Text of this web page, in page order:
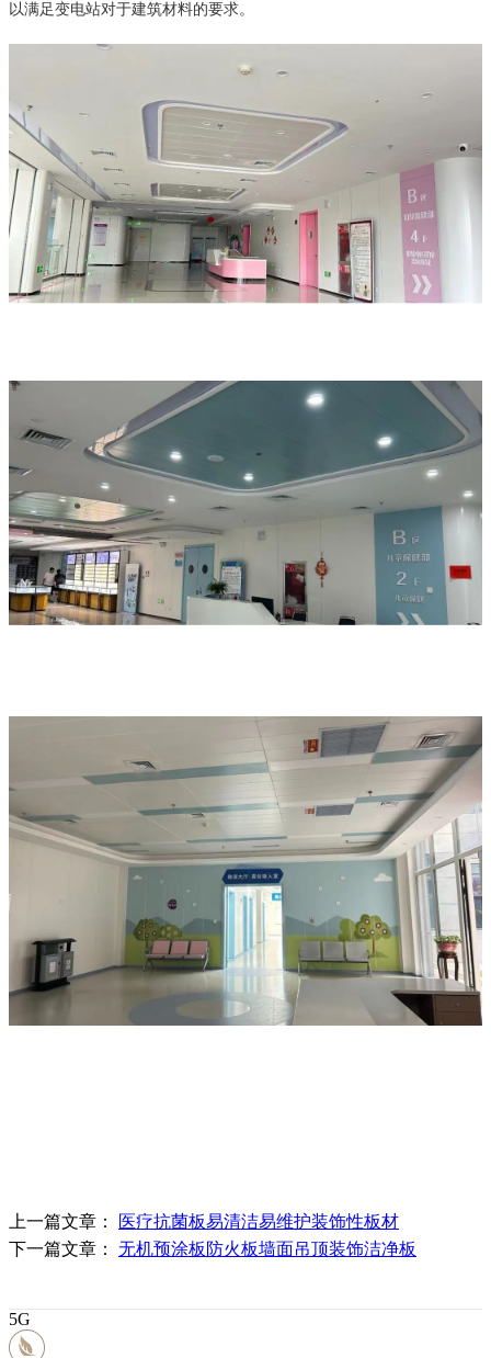
以满足变电站对于建筑材料的要求。
上一篇文章：
医疗抗菌板易清洁易维护装饰性板材
下一篇文章： 无机预涂板防火板墙面吊顶装饰洁净板
5G